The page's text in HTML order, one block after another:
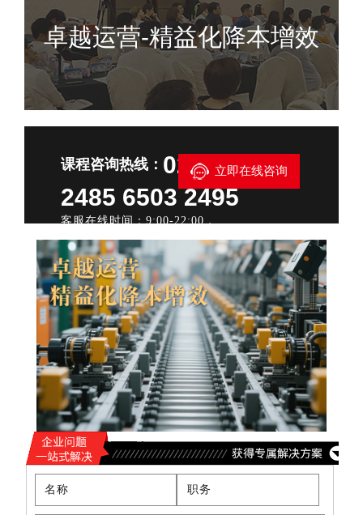
卓越运营-精益化降本增效
课程咨询热线： 021—6503
2485 6503 2495
客服在线时间：9:00-22:00，
立即在线咨询